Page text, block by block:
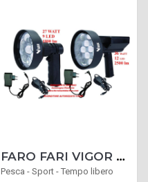
FARO FARI VIGOR LUNGA GITTATA VISIONE NOTTURNA RICARICABILI A LED TORCIA POTENTE 27 O 36 WATT PER CENSIMENTI
Pesca - Sport - Tempo libero